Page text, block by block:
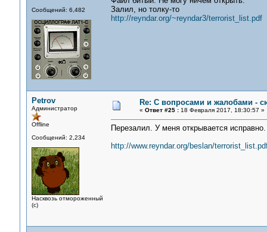
Сообщений: 6,482
Залил, но толку-то
http://reyndar.org/~reyndar3/terrorist_list.pdf
Petrov
Администратор
Offline
Сообщений: 2,234
Насквозь отмороженный
(с)
Re: С вопросами и жалобами -
« Ответ #25 :18 Февраля 2017, 18:30:57 »
Перезалил. У меня открывается исправно.
http://www.reyndar.org/beslan/